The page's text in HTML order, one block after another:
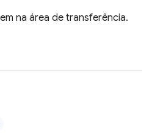
na área de transferência.